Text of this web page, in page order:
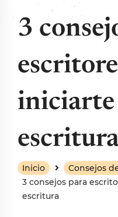
3
iniciarte
Inicio
Consejos
3 consejos para
escritura